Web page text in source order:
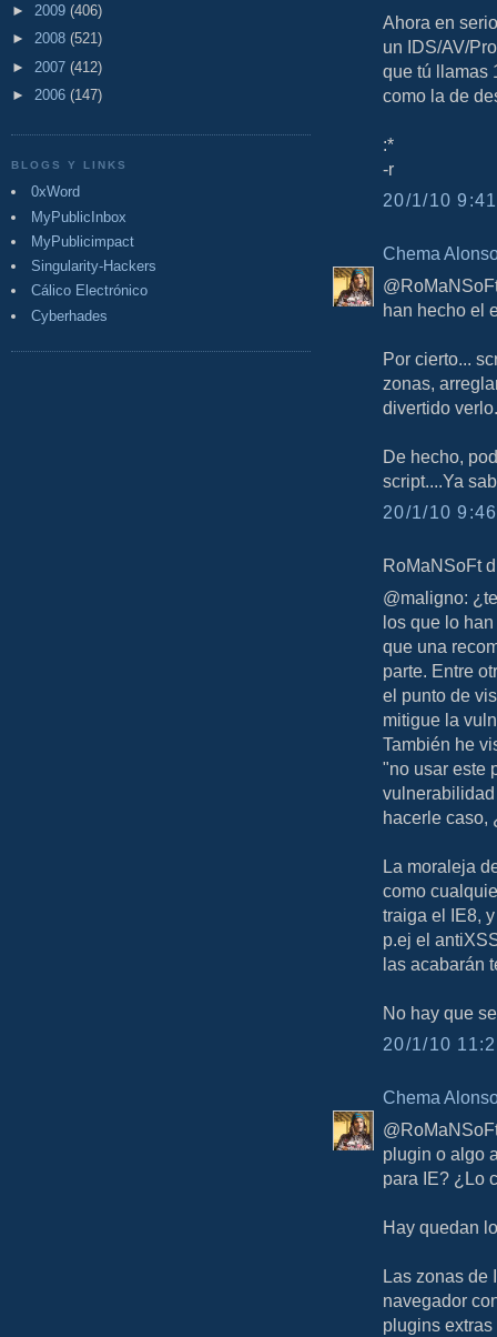
► 2009 (406)
► 2008 (521)
► 2007 (412)
► 2006 (147)
BLOGS Y LINKS
0xWord
MyPublicInbox
MyPublicimpact
Singularity-Hackers
Cálico Electrónico
Cyberhades
Ahora en
un IDS/AV/
que tú llamas
como la de
:*
-r
20/1/10
Chema
han hecho el
Por cierto...
zonas,
divertido
De hecho,
script....Ya
20/1/10
RoMaNSoFt
@maligno:
los que lo
que una
parte. Entre
el punto de
mitigue la
También he
"no usar este
hacerle caso,
La moraleja
como
traiga el IE8,
p.ej el
las acabarán
No hay que
20/1/10
Chema
plugin o algo
para IE? ¿Lo
Hay quedan
Las zonas de
navegador
plugins